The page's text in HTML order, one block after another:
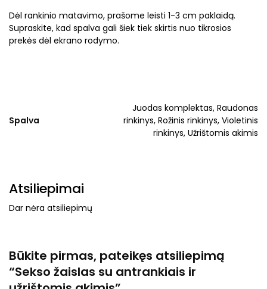
Dėl rankinio matavimo, prašome leisti 1-3 cm paklaidą.
Supraskite, kad spalva gali šiek tiek skirtis nuo tikrosios
prekės dėl ekrano rodymo.
Spalva
Juodas komplektas, Raudonas
rinkinys, Rožinis rinkinys, Violetinis
rinkinys, Užrištomis akimis
Atsiliepimai
Dar nėra atsiliepimų
Būkite pirmas, pateikęs atsiliepimą
“Sekso žaislas su antrankiais ir